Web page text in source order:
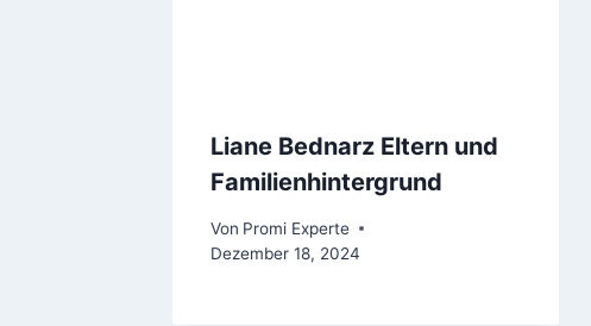
Liane Bednarz Eltern und
Familienhintergrund
Von Promi Experte
Dezember 18, 2024